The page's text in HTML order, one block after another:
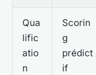
Qua
lific
atio
n
Scorin
g
prédict
if